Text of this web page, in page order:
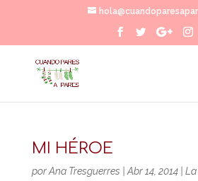
MI HÉROE
porAna Tresguerres Abr 14, 2014| La